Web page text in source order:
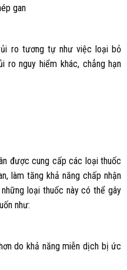
gan
ro tương tự như việc loại bỏ
ro nguy hiểm khác, chẳng hạn
được cung cấp các loại thuốc
làm tăng khả năng chấp nhận
loại thuốc này có thể gây
như:
do khả năng miễn dịch bị ức